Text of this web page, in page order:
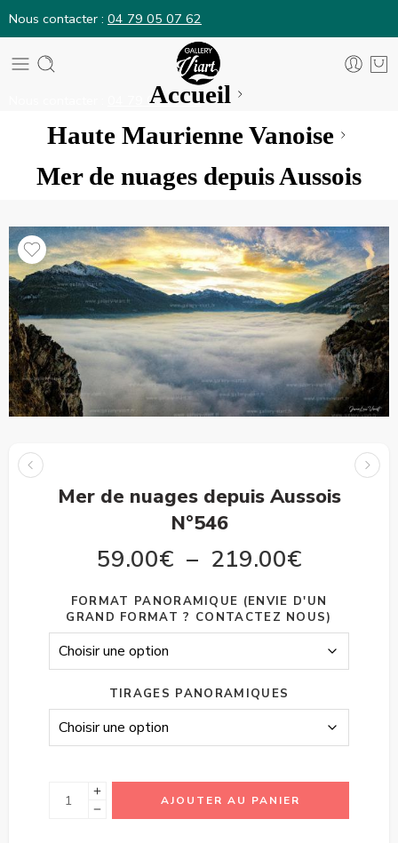
Nous contacter : 04 79 05 07 62
04 79 05 07 62
Accueil
Haute Maurienne Vanoise
Mer de nuages depuis Aussois
Mer de nuages depuis Aussois
N°546
59.00€ – 219.00€
FORMAT PANORAMIQUE (ENVIE D'UN
GRAND FORMAT ? CONTACTEZ NOUS)
TIRAGES PANORAMIQUES
AJOUTER AU PANIER